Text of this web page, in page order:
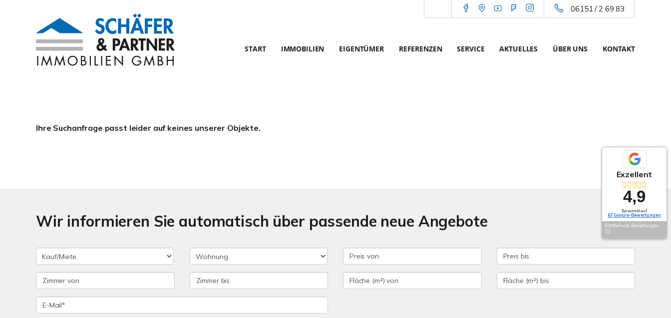
06151 / 2 69 83
START IMMOBILIEN EIGENTÜMER REFERENZEN SERVICE AKTUELLES ÜBER UNS KONTAKT
Ihre Suchanfrage passt leider auf keines unserer Objekte.
Wir informieren Sie automatisch über passende neue Angebote
Exzellent
4,9
Basierend auf
67 Google-Bewertungen
Echtheit von Bewertungen